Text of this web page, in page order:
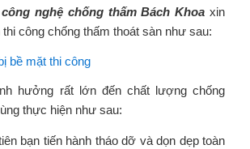
nghệ chống thấm Bách Khoa xin
công chống thấm thoát sàn như sau:
bề mặt thi công
hưởng rất lớn đến chất lượng chống
thực hiện như sau:
bạn tiến hành tháo dỡ và dọn dẹp toàn